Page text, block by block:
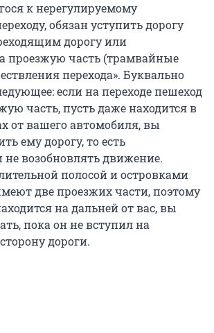
к нерегулируемому
обязан уступить дорогу
дорогу или
проезжую часть (трамвайные
перехода». Буквально
если на переходе пешеход
часть, пусть даже находится в
от вашего автомобиля, вы
ему дорогу, то есть
не возобновлять движение.
полосой и островками
две проезжих части, поэтому
на дальней от вас, вы
пока он не вступил на
дороги.